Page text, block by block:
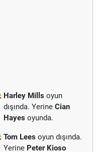
Harley Mills oyun
dışında. Yerine Cian
Hayes oyunda.
Tom Lees oyun dışında.
Yerine Peter Kioso